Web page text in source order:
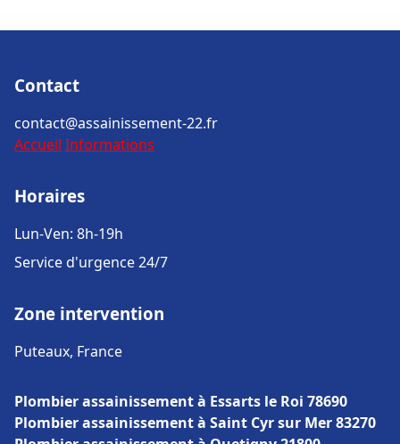
Contact
contact@assainissement-22.fr
Accueil Informations
Horaires
Lun-Ven: 8h-19h
Service d'urgence 24/7
Zone intervention
Puteaux, France
Plombier assainissement à Essarts le Roi 78690
Plombier assainissement à Saint Cyr sur Mer 83270